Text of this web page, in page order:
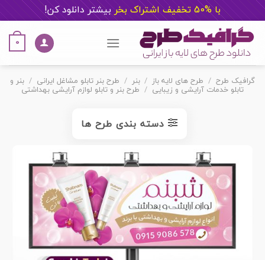
با %50 تخفیف اشتراک بخر بیشتر دانلود کن!
content
0
گرافیک طرح / طرح های لایه باز / بنر / طرح بنر تابلو مشاغل ایرانی / بنر و
تابلو خدمات آرایشی و زیبایی / طرح بنر و تابلو لوازم آرایشی بهداشتی
دسته بندی طرح ها